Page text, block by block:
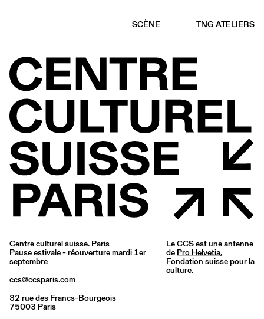
TNG ATELIERS
SCÈNE
Centre culturel suisse. Paris
Pause estivale - réouverture mardi 1er
septembre
ccs@ccsparis.com
32 rue des Francs-Bourgeois
75003 Paris
Le CCS est une antenne
de Pro Helvetia,
Fondation suisse pour la
culture.